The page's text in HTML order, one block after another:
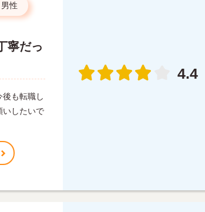
男性
寧だっ
も転職し
いしたいで
4.4